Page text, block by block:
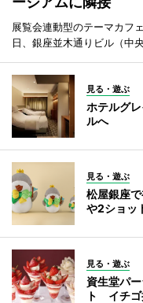
展覧会連動型のテーマカフ
日、銀座並木通りビル（中
見る・遊ぶ
ホテルグ
ルへ
見る・遊ぶ
松屋銀座
や2ショッ
見る・遊ぶ
資生堂パ
ト イチゴ